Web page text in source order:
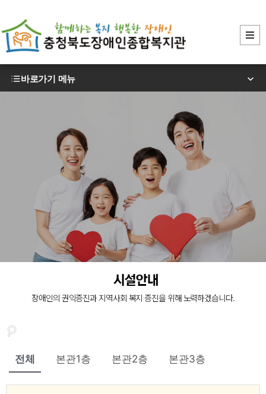
바로가기 메뉴
장애인의 복지증진
늘 처음의 마음으로 함께 하겠습니다.
시설안내
장애인의 권익증진과 지역사회 복지 증진을 위해 노력하겠습니다.
전체 본관1층 본관2층 본관3층